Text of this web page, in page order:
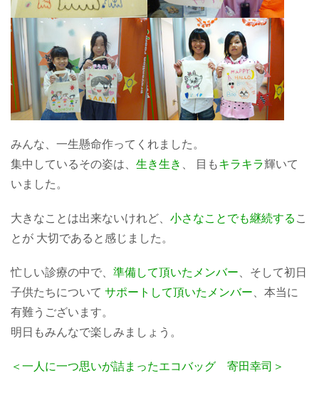
みんな、一生懸命作ってくれました。
集中しているその姿は、 生き生き 、 目もキラキラ輝いて
いました。
大きなことは出来ないけれど、 小さなことでも継続する こ
とが 大切であると感じました。
忙しい診療の中で、 準備して頂いたメンバー 、そして初日
子供たちについて サポートして頂いたメンバー 、本当に
有難うございます。
明日もみんなで楽しみましょう。
＜一人に一つ思いが詰まったエコバッグ 寄田幸司＞